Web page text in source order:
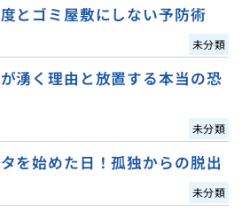
とゴミ屋敷にしない予防術
未分類
湧く理由と放置する本当の恐
未分類
を始めた日！孤独からの脱出
未分類